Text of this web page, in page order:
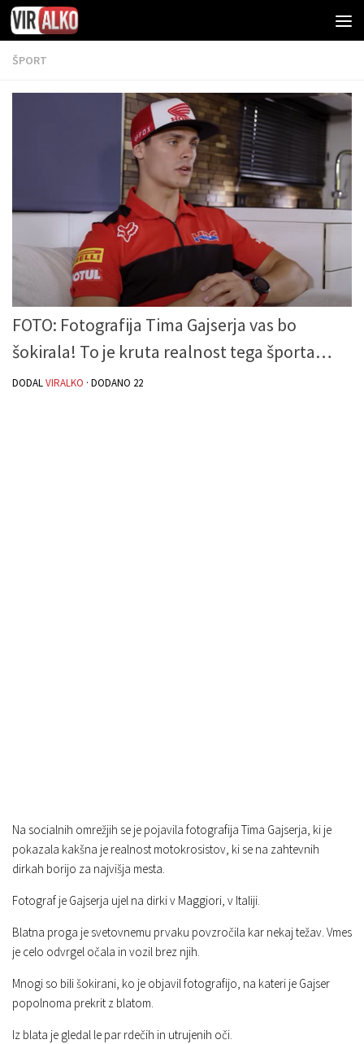
ŠPORT
FOTO: Fotografija Tima Gajserja vas bo
šokirala! To je kruta realnost tega športa…
DODALVIRALKO · DODANO 22
Na socialnih omrežjih se je pojavila fotografija Tima Gajserja, ki je
pokazala kakšna je realnost motokrosistov, ki se na zahtevnih
dirkah borijo za najvišja mesta.
Fotograf je Gajserja ujel na dirki v Maggiori, v Italiji.
Blatna proga je svetovnemu prvaku povzročila kar nekaj težav. Vmes
je celo odvrgel očala in vozil brez njih.
Mnogi so bili šokirani, ko je objavil fotografijo, na kateri je Gajser
popolnoma prekrit z blatom.
Iz blata je gledal le par rdečih in utrujenih oči.